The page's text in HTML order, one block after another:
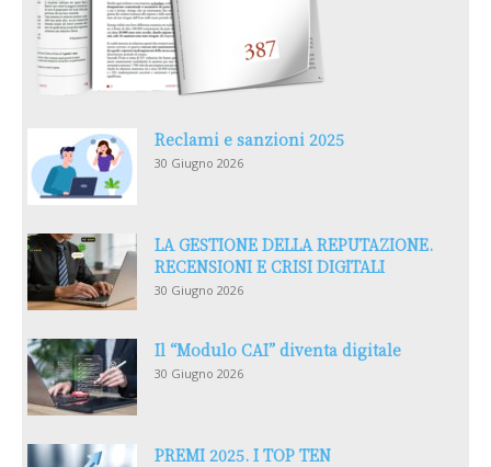
Reclami e sanzioni 2025
30 Giugno 2026
LA GESTIONE DELLA REPUTAZIONE.
RECENSIONI E CRISI DIGITALI
30 Giugno 2026
Il “Modulo CAI” diventa digitale
30 Giugno 2026
PREMI 2025. I TOP TEN